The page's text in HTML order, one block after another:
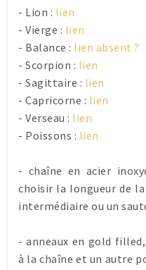
- Lion : lien
- Vierge : lien
- Balance : lien absent ?
- Scorpion : lien
- Sagittaire : lien
- Capricorne : lien
- Verseau : lien
- Poissons : lien
- chaîne en acier
choisir la longueur de
intermédiaire ou un
- anneaux en gold
à la chaîne et un autre